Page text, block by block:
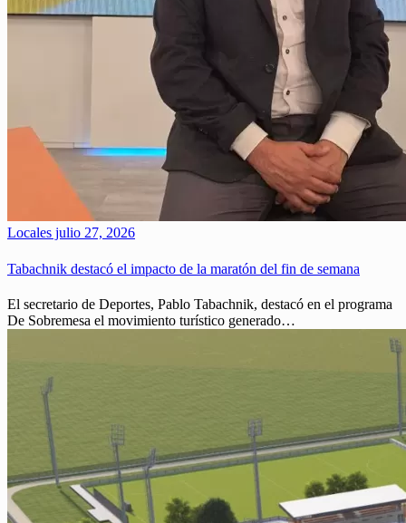
Locales julio 27, 2026
Tabachnik destacó el impacto de la maratón del fin de semana
El secretario de Deportes, Pablo Tabachnik, destacó en el programa
De Sobremesa el movimiento turístico generado…